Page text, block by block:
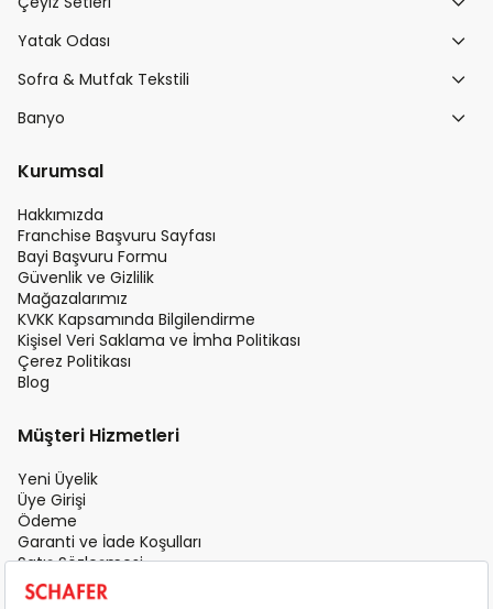
Yatak Odası
Sofra & Mutfak Tekstili
Banyo
Kurumsal
Hakkımızda
Franchise Başvuru Sayfası
Bayi Başvuru Formu
Güvenlik ve Gizlilik
Mağazalarımız
KVKK Kapsamında Bilgilendirme
Kişisel Veri Saklama ve İmha Politikası
Çerez Politikası
Blog
Müşteri Hizmetleri
Yeni Üyelik
Üye Girişi
Ödeme
Garanti ve İade Koşulları
Satış Sözleşmesi
Üyelik Sözleşmesi